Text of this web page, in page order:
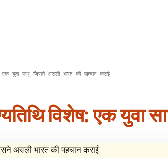
एक युवा साधू जिसने असली भारत की पहचान कराई
विशेष: एक